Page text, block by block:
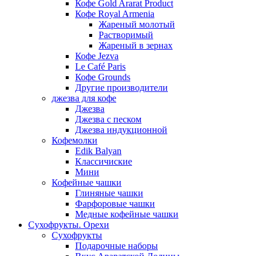
Кофе Gold Ararat Product
Кофе Royal Armenia
Жареный молотый
Растворимый
Жареный в зернах
Кофе Jezva
Le Café Paris
Кофе Grounds
Другие производители
джезва для кофе
Джезва
Джезва с песком
Джезва индукционной
Кофемолки
Edik Balyan
Классичиские
Мини
Кофейные чашки
Глиняные чашки
Фарфоровые чашки
Медные кофейные чашки
Сухофрукты. Орехи
Сухофрукты
Подарочные наборы